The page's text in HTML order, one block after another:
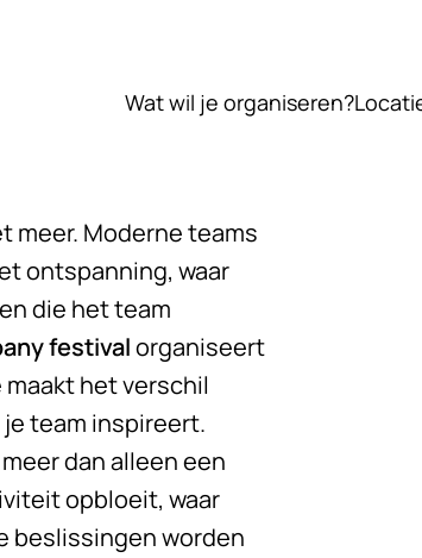
Wat wil je organiseren?
meer. Moderne teams
ontspanning, waar
die het team
festivalorganiseert
het verschil
team inspireert.
dan alleen een
opbloeit, waar
beslissingen worden